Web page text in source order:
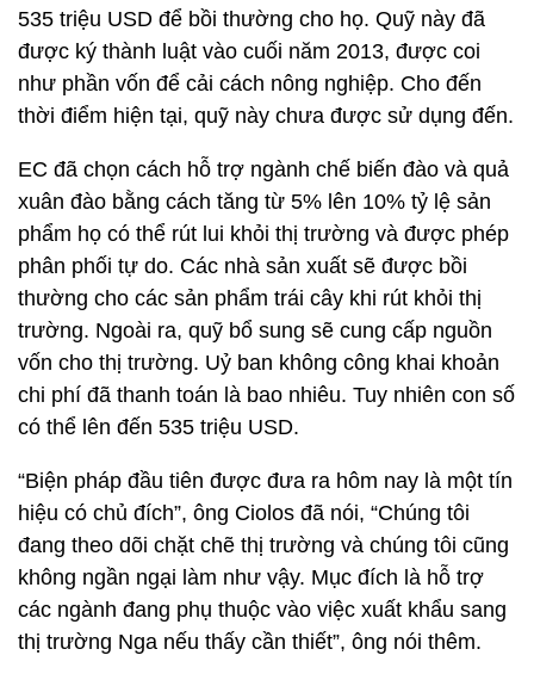
535 triệu USD để bồi thường cho họ. Quỹ này đã
được ký thành luật vào cuối năm 2013, được coi
như phần vốn để cải cách nông nghiệp. Cho đến
thời điểm hiện tại, quỹ này chưa được sử dụng đến.
EC đã chọn cách hỗ trợ ngành chế biến đào và quả
xuân đào bằng cách tăng từ 5% lên 10% tỷ lệ sản
phẩm họ có thể rút lui khỏi thị trường và được phép
phân phối tự do. Các nhà sản xuất sẽ được bồi
thường cho các sản phẩm trái cây khi rút khỏi thị
trường. Ngoài ra, quỹ bổ sung sẽ cung cấp nguồn
vốn cho thị trường. Uỷ ban không công khai khoản
chi phí đã thanh toán là bao nhiêu. Tuy nhiên con số
có thể lên đến 535 triệu USD.
“Biện pháp đầu tiên được đưa ra hôm nay là một tín
hiệu có chủ đích”, ông Ciolos đã nói, “Chúng tôi
đang theo dõi chặt chẽ thị trường và chúng tôi cũng
không ngần ngại làm như vậy. Mục đích là hỗ trợ
các ngành đang phụ thuộc vào việc xuất khẩu sang
thị trường Nga nếu thấy cần thiết”, ông nói thêm.